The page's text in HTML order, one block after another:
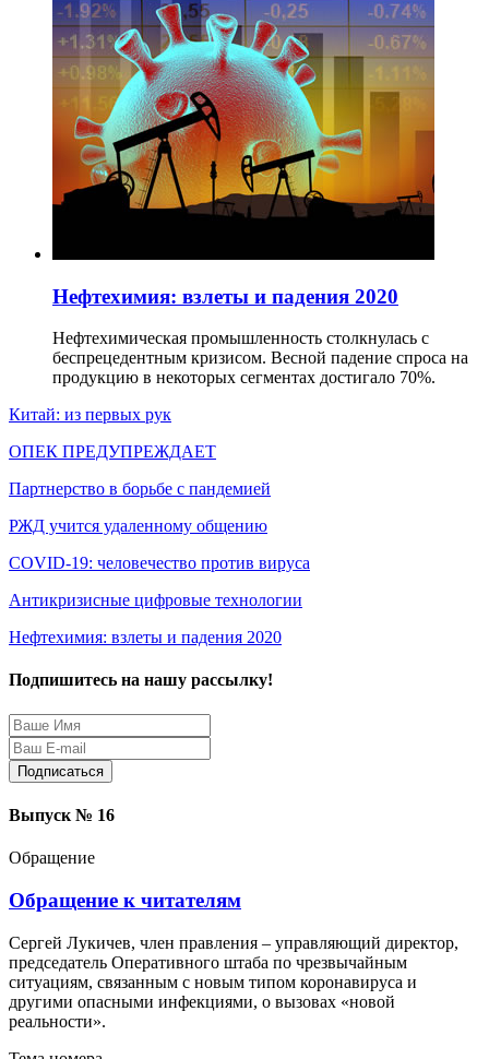
Нефтехимия: взлеты и падения 2020
Нефтехимическая промышленность столкнулась с
беспрецедентным кризисом. Весной падение спроса на
продукцию в некоторых сегментах достигало 70%.
Китай: из первых рук
ОПЕК ПРЕДУПРЕЖДАЕТ
Партнерство в борьбе с пандемией
РЖД учится удаленному общению
COVID-19: человечество против вируса
Антикризисные цифровые технологии
Нефтехимия: взлеты и падения 2020
Подпишитесь на нашу рассылку!
Выпуск № 16
Обращение
Обращение к читателям
Сергей Лукичев, член правления – управляющий директор,
председатель Оперативного штаба по чрезвычайным
ситуациям, связанным с новым типом коронавируса и
другими опасными инфекциями, о вызовах «новой
реальности».